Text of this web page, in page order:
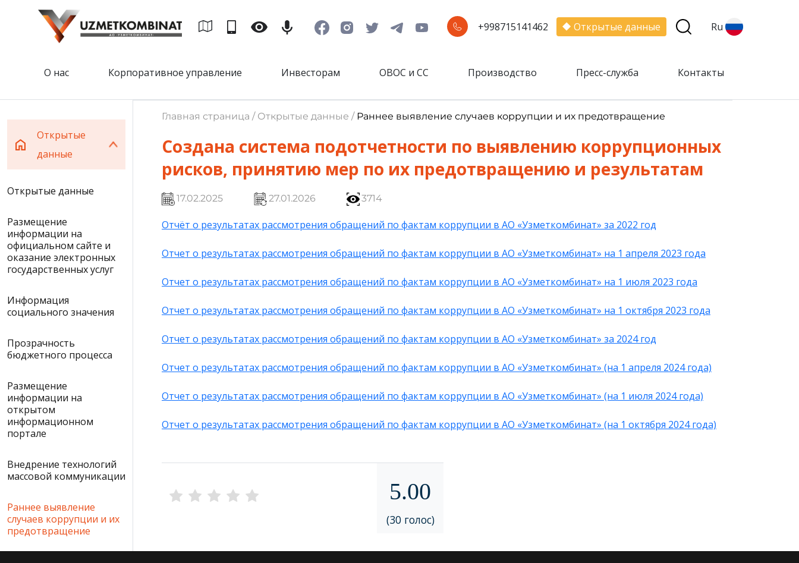
+998715141462 Открытые данные Ru
О нас Корпоративное управление Инвесторам ОВОС и СС Производство Пресс-служба Контакты
Открытые
данные
Открытые данные
Размещение
информации на
официальном сайте и
оказание электронных
государственных услуг
Информация
социального значения
Прозрачность
бюджетного процесса
Размещение
информации на
открытом
информационном
портале
Внедрение технологий
массовой коммуникации
Раннее выявление
случаев коррупции и их
предотвращение
Главная страница / Открытые данные / Раннее выявление случаев коррупции и их предотвращение
Создана система подотчетности по выявлению коррупционных
рисков, принятию мер по их предотвращению и результатам
17.02.2025 27.01.2026 3714
Отчёт о результатах рассмотрения обращений по фактам коррупции в АО «Узметкомбинат» за 2022 год
Отчет о результатах рассмотрения обращений по фактам коррупции в АО «Узметкомбинат» на 1 апреля 2023 года
Отчет о результатах рассмотрения обращений по фактам коррупции в АО «Узметкомбинат» на 1 июля 2023 года
Отчет о результатах рассмотрения обращений по фактам коррупции в АО «Узметкомбинат» на 1 октября 2023 года
Отчет о результатах рассмотрения обращений по фактам коррупции в АО «Узметкомбинат» за 2024 год
Отчет о результатах рассмотрения обращений по фактам коррупции в АО «Узметкомбинат» (на 1 апреля 2024 года)
Отчет о результатах рассмотрения обращений по фактам коррупции в АО «Узметкомбинат» (на 1 июля 2024 года)
Отчет о результатах рассмотрения обращений по фактам коррупции в АО «Узметкомбинат» (на 1 октября 2024 года)
5.00
(30 голос)